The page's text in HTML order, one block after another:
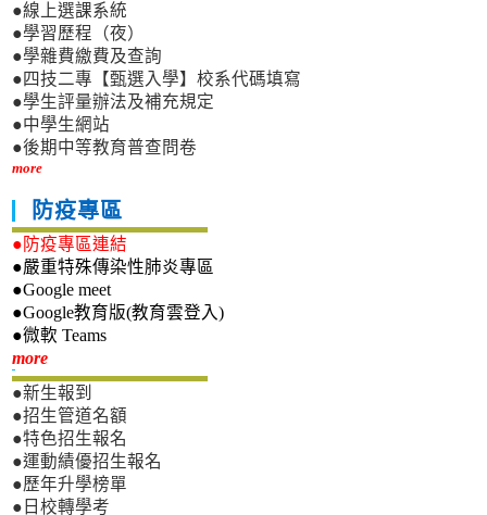
●線上選課系統
●學習歷程（夜）
●學雜費繳費及查詢
●四技二專【甄選入學】校系代碼填寫
●學生評量辦法及補充規定
●中學生網站
●後期中等教育普查問卷
more
防疫專區
●防疫專區連結
●嚴重特殊傳染性肺炎專區
●Google meet
●Google教育版(教育雲登入)
●微軟 Teams
more新生專區
●新生報到
●招生管道名額
●特色招生報名
●運動績優招生報名
●歷年升學榜單
●日校轉學考